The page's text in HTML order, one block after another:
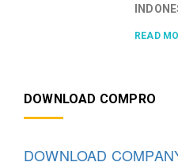
READ
DOWNLOAD COMPRO
DOWNLOAD